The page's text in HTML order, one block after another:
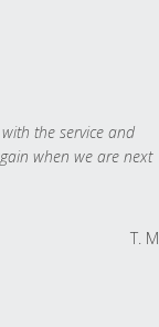
the service and
when we are next
T. M.